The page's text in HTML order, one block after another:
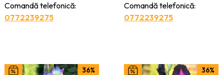
Comandă telefonică:
0772239275
Comandă telefonică:
0772239275
36% 36%